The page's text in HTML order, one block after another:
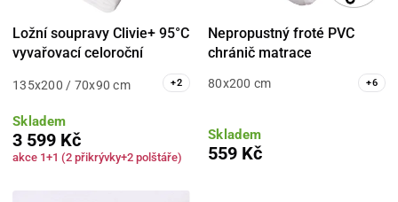
Ložní soupravy Clivie+ 95°C
vyvařovací celoroční
135x200 / 70x90 cm +2
Skladem
3 599 Kč
akce 1+1 (2 přikrývky+2 polštáře)
Nepropustný froté PVC
chránič matrace
80x200 cm +6
Skladem
559 Kč